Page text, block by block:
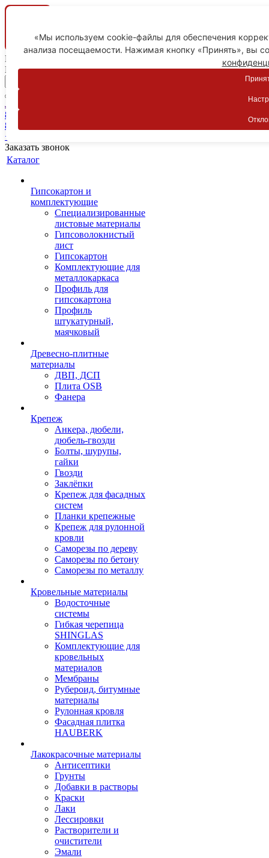
Ваш город
Пятигорск
Личный кабинет
8-800-775-59-89
8-800-775-59-89
+7 918 754-83-77
Заказать звонок
Каталог
Гипсокартон и
комплектующие
Специализированные
листовые материалы
Гипсоволокнистый
лист
Гипсокартон
Комплектующие для
металлокаркаса
Профиль для
гипсокартона
Профиль
штукатурный,
маячковый
Древесно-плитные
материалы
ДВП, ДСП
Плита OSB
Фанера
Крепеж
Анкера, дюбели,
дюбель-гвозди
Болты, шурупы,
гайки
Гвозди
Заклёпки
Крепеж для фасадных
систем
Планки крепежные
Крепеж для рулонной
кровли
Саморезы по дереву
Саморезы по бетону
Саморезы по металлу
Кровельные материалы
Водосточные
системы
Гибкая черепица
SHINGLAS
Комплектующие для
кровельных
материалов
Мембраны
Рубероид, битумные
материалы
Рулонная кровля
Фасадная плитка
HAUBERK
Лакокрасочные материалы
Антисептики
Грунты
Добавки в растворы
Краски
Лаки
Лессировки
Растворители и
очистители
Эмали
«Мы используем cookie-файлы для обеспечения
анализа посещаемости. Нажимая кнопку «Принять», вы